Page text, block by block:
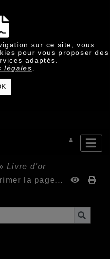
sur ce site, vous
pour vous proposer des
adaptés.
légales
» Livre d'or
la page...